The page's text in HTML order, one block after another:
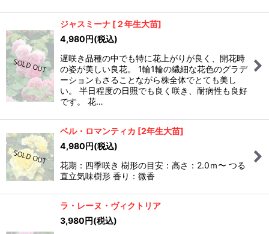
ジャスミーナ [２年生大苗]
4,980円(税込)
遅咲き品種の中でも特に花上がりが良く、開花時
の姿が美しい良花。 1輪1輪の繊細な花色のグラデ
ーションもさることながら株全体でとても美し
い。 半日程度の日照でも良く咲き、耐病性も良好
です。 花…
ベル・ロマンティカ [2年生大苗]
4,980円(税込)
花期：四季咲き 樹形の目安：高さ：2.0ｍ〜 つる
直立気味樹形 香り：微香
ラ・レーヌ・ヴィクトリア
3,980円(税込)